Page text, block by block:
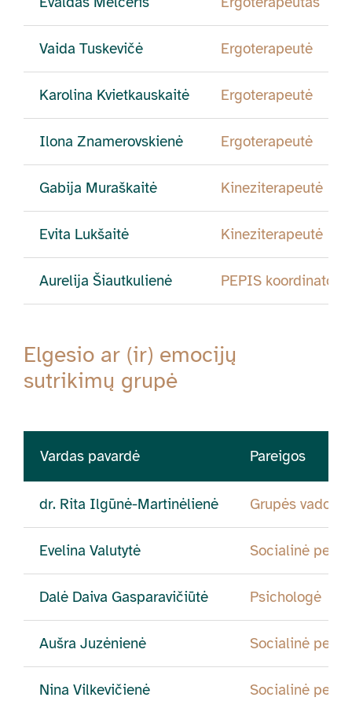
Vaida Tuskevičė Ergoterapeutė
Karolina Kvietkauskaitė Ergoterapeutė
Ilona Znamerovskienė Ergoterapeutė
Gabija Muraškaitė Kineziterapeutė
Evita Lukšaitė Kineziterapeutė
Aurelija Šiautkulienė PEPIS koordinatorė
Elgesio ar (ir) emocijų
sutrikimų grupė
Vardas pavardė Pareigos
dr. Rita Ilgūnė-Martinėlienė Grupės vadovė
Evelina Valutytė Socialinė
Dalė Daiva Gasparavičiūtė Psichologė
Aušra Juzėnienė Socialinė
Nina Vilkevičienė Socialinė